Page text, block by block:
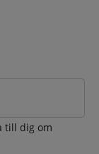
till dig om